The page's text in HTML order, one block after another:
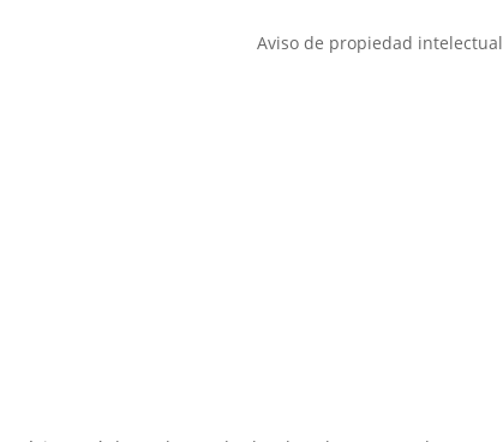
Aviso de propiedad intelectual